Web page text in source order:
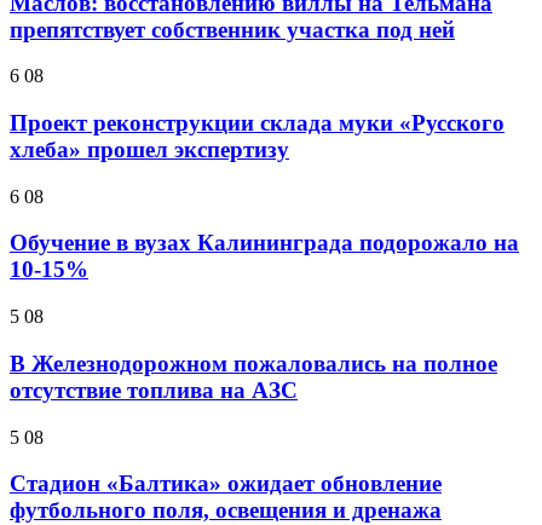
препятствует собственник участка под ней
6 08
Проект реконструкции склада муки «Русского
хлеба» прошел экспертизу
6 08
Обучение в вузах Калининграда подорожало на
10-15%
5 08
В Железнодорожном пожаловались на полное
отсутствие топлива на АЗС
5 08
Стадион «Балтика» ожидает обновление
футбольного поля, освещения и дренажа